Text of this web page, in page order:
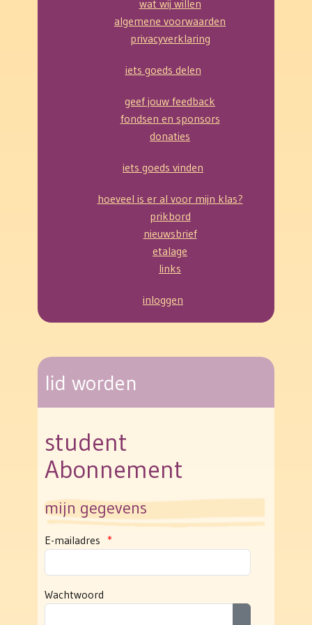
wat wij willen
algemene voorwaarden
privacyverklaring
iets goeds delen
geef jouw feedback
fondsen en sponsors
donaties
iets goeds vinden
hoeveel is er al voor mijn klas?
prikbord
nieuwsbrief
etalage
links
inloggen
lid worden
student
Abonnement
mijn gegevens
E-mailadres *
Wachtwoord